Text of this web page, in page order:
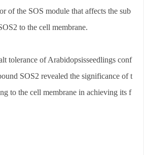
of the SOS module that affects the sub
to the cell membrane.
tolerance of Arabidopsisseedlings conf
SOS2 revealed the significance of t
to the cell membrane in achieving its f